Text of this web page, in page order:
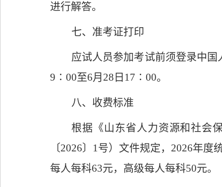
进行解答。
七、准考证打印
应试人员参加考试前须登录中
9∶00至6月 28 日 17 ∶00。
八、 收费标准
根据《山东省人力资源和社会
〔2026〕 1号）文件规定， 2026年度
每人每科63元，高级每人每科50元。